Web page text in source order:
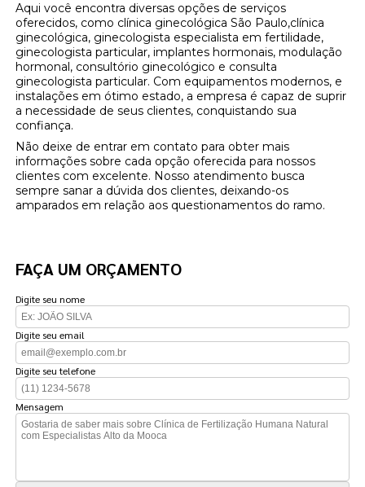
Aqui você encontra diversas opções de serviços
oferecidos, como clínica ginecológica São Paulo,clínica
ginecológica, ginecologista especialista em fertilidade,
ginecologista particular, implantes hormonais, modulação
hormonal, consultório ginecológico e consulta
ginecologista particular. Com equipamentos modernos, e
instalações em ótimo estado, a empresa é capaz de suprir
a necessidade de seus clientes, conquistando sua
confiança.
Não deixe de entrar em contato para obter mais
informações sobre cada opção oferecida para nossos
clientes com excelente. Nosso atendimento busca
sempre sanar a dúvida dos clientes, deixando-os
amparados em relação aos questionamentos do ramo.
FAÇA UM ORÇAMENTO
Digite seu nome
Digite seu email
Digite seu telefone
Mensagem